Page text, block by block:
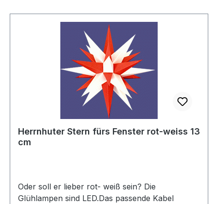
Herrnhuter Stern fürs Fenster rot-weiss 13
cm
Oder soll er lieber rot- weiß sein? Die
Glühlampen sind LED.Das passende Kabel